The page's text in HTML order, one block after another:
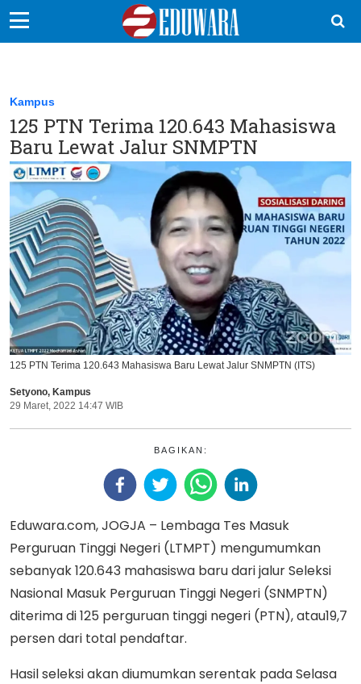
Sekolah Kita
Vokasi
Kampus
Idea
Sains
EduDana
Ikuti Kami di:
Kampus
125 PTN Terima 120.643 Mahasiswa
Baru Lewat Jalur SNMPTN
125 PTN Terima 120.643 Mahasiswa Baru Lewat Jalur SNMPTN (ITS)
Setyono, Kampus
29 Maret, 2022 14:47 WIB
BAGIKAN:
Eduwara.com, JOGJA – Lembaga Tes Masuk
Perguruan Tinggi Negeri (LTMPT) mengumumkan
sebanyak 120.643 mahasiswa baru dari jalur Seleksi
Nasional Masuk Perguruan Tinggi Negeri (SNMPTN)
diterima di 125 perguruan tinggi negeri (PTN), atau19,7
persen dari total pendaftar.
Hasil seleksi akan diumumkan serentak pada Selasa